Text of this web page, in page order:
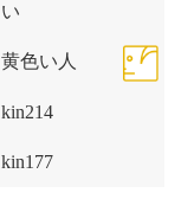
い
黄色い人
kin214
kin177